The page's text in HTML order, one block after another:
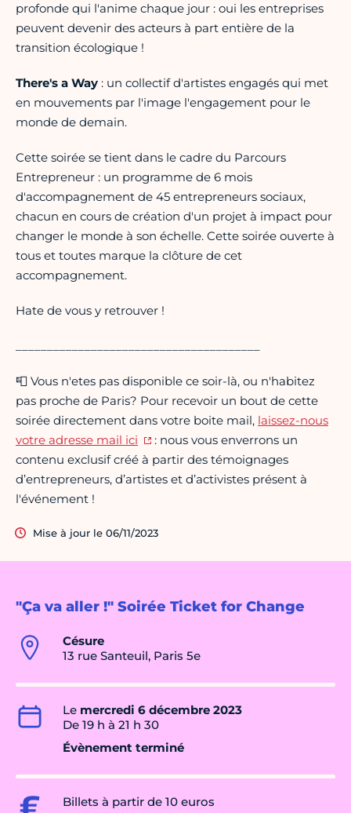
"Ça va aller !" Soirée Ticket for Change
Césure
13 rue Santeuil, Paris 5e
Le mercredi 6 décembre 2023
De 19 h à 21 h 30
Évènement terminé
Billets à partir de 10 euros
profonde qui l'anime chaque jour : oui les entreprises
peuvent devenir des acteurs à part entière de la
transition écologique !
There's a Way : un collectif d'artistes engagés qui met
en mouvements par l'image l'engagement pour le
monde de demain.
Cette soirée se tient dans le cadre du Parcours
Entrepreneur : un programme de 6 mois
d'accompagnement de 45 entrepreneurs sociaux,
chacun en cours de création d'un projet à impact pour
changer le monde à son échelle. Cette soirée ouverte à
tous et toutes marque la clôture de cet
accompagnement.
Hat e de vous y retrouver !
📮 Vous n'etes pas disponible ce soir-là, ou n'habitez
pas proche de Paris? Pour recevoir un bout de cette
soirée directement dans votre boite mail, laissez-nous
votre adresse mail ici
: nous vous enverrons un
contenu exclusif créé à partir des témoignages
d’entrepreneurs, d’artistes et d’activistes présent à
l'événement !
Mise à jour le 06/11/2023